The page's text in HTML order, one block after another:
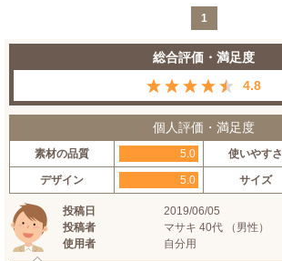
1
総合評価・満足度
4.8
個人評価・満足度
素材の品質 5.0 使いやすさ
デザイン 5.0 サイズ
投稿日
2019/06/05
投稿者
マサキ 40代 （男性）
使用者
自分用